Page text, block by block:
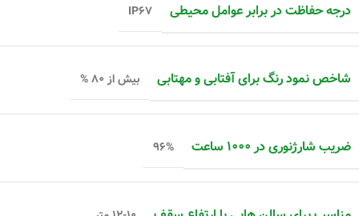
درجه حفاظت در برابر عوامل محیطی IP۶۷
شاخص نمود رنگ برای آفتابی و مهتابی بیش از ۸۰ %
ضریب شارژنوری در ۱۰۰۰ ساعت ۹۶%